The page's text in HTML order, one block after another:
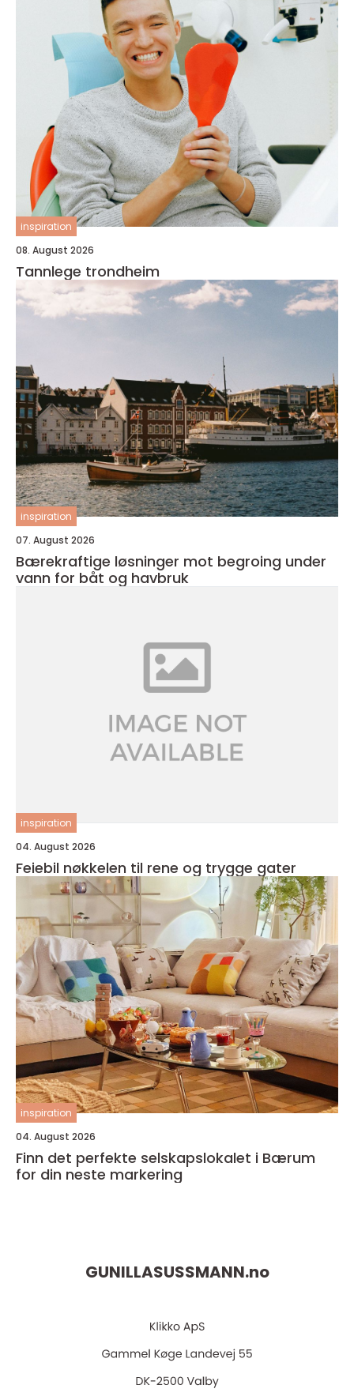
inspiration
08. August 2026
Tannlege trondheim
inspiration
07. August 2026
Bærekraftige løsninger mot begroing under
vann for båt og havbruk
inspiration
04. August 2026
Feiebil nøkkelen til rene og trygge gater
inspiration
04. August 2026
Finn det perfekte selskapslokalet i Bærum
for din neste markering
GUNILLASUSSMANN.no